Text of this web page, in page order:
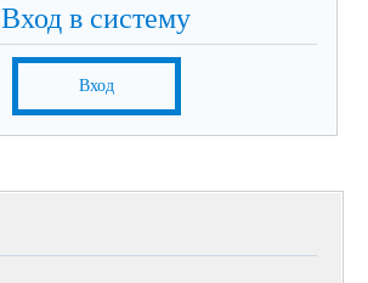
Вход в систему
Вход